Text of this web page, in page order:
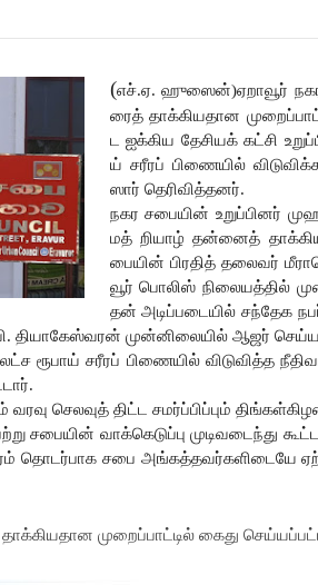
(எச்.ஏ.ஹுஸைன்)ஏறாவூர்
ரைத் தாக்கியதான
ட
ஐக்கிய தேசியக் கட்சி
ய் சரீரப் பிணையில்
ஸார் தெரிவித்தனர்.
நகர சபையின் உறுப்பினர்
மத் றியாழ் தன்னைத்
பையின் பிரதித் தலைவர்
வூர் பொலிஸ் நிலையத்தில்
தன் அடிப்படையில் சந்தேக
. தியாகேஸ்வரன் முன்னிலையில் ஆஜர்
ரூபாய் சரீரப் பிணையில் விடுவித்த
.
வரவு செலவுத் திட்ட சமர்ப்பிப்பும்
சபையின் வாக்கெடுப்பு முடிவடைந்து
தொடர்பாக சபை அங்கத்தவர்களிடையே
தாக்கியதான முறைப்பாட்டில் கைது செய்யப்பட்ட